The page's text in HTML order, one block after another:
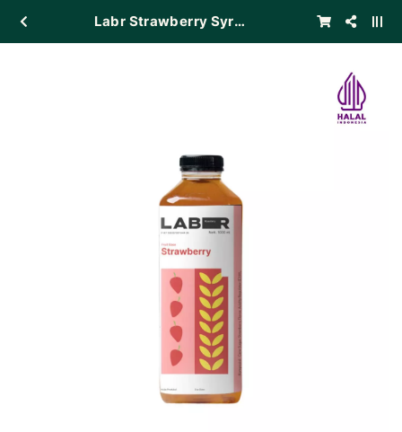
Labr Strawberry Syrup 1L